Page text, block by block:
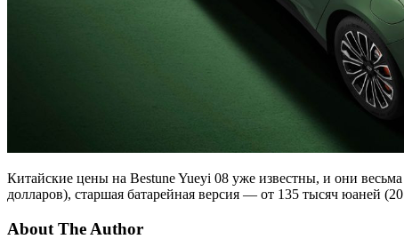
Китайские цены на Bestune Yueyi 08 уже известны, и они
долларов), старшая батарейная версия — от 135 тысяч юаней
About The Author